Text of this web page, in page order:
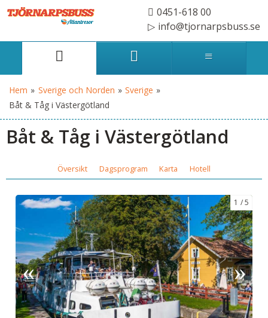
0451-618 00
info@tjornarpsbuss.se
Hem » Sverige och Norden » Sverige »
Båt & Tåg i Västergötland
Båt & Tåg i Västergötland
Översikt Dagsprogram Karta Hotell
1 5